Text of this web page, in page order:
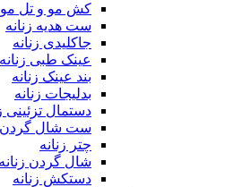
کش مو و تل مو
ست هدیه زنانه
جاکلیدی زنانه
عینک طبی زنانه
بند عینک زنانه
بدلیجات زنانه
دستمال تزئینی
ست شال گردن و
چتر زنانه
شال گردن زنانه
دستکش زنانه